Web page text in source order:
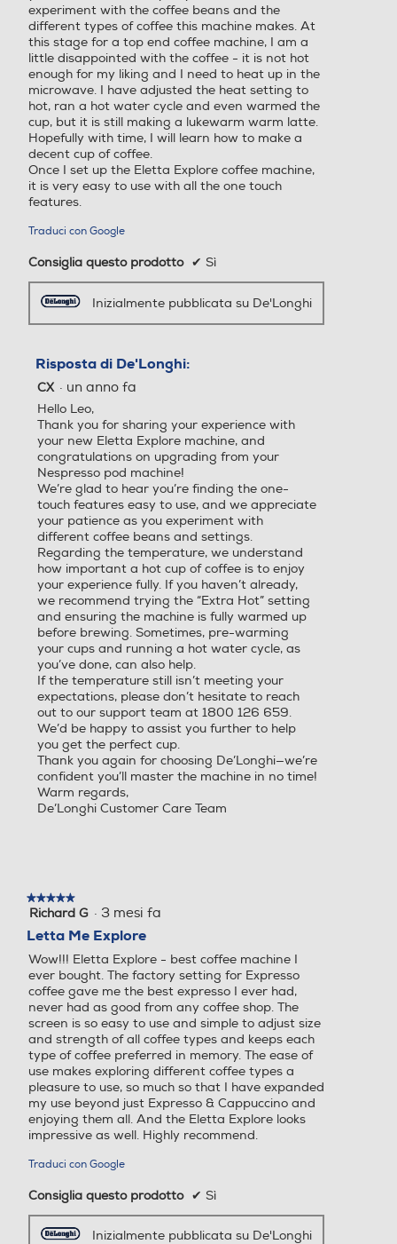
Touchscreen Touchscreen
Timer Timer
Filtro anticloro Filtro anticloro
Altre funzioni Altre funzioni
di caffè con una singola inf
usione. Funzione di risparmi
Accessori in dotazione
2 caraffe latte dedicate, un
a per bevande calde e una
per quelle fredde.
Accessori in dotazione
experiment with the coffee beans and the
different types of coffee this machine makes. At
this stage for a top end coffee machine, I am a
little disappointed with the coffee - it is not hot
enough for my liking and I need to heat up in the
microwave. I have adjusted the heat setting to
hot, ran a hot water cycle and even warmed the
cup, but it is still making a lukewarm warm latte.
Hopefully with time, I will learn how to make a
decent cup of coffee.
Once I set up the Eletta Explore coffee machine,
it is very easy to use with all the one touch
features.
Traduci con Google
Consiglia questo prodotto ✔ Sì
Inizialmente pubblicata su De'Longhi
Risposta di De'Longhi:
CX · un anno fa
Hello Leo,
Thank you for sharing your experience with
your new Eletta Explore machine, and
congratulations on upgrading from your
Nespresso pod machine!
We’re glad to hear you’re finding the one-
touch features easy to use, and we appreciate
your patience as you experiment with
different coffee beans and settings.
Regarding the temperature, we understand
how important a hot cup of coffee is to enjoy
your experience fully. If you haven’t already,
we recommend trying the “Extra Hot” setting
and ensuring the machine is fully warmed up
before brewing. Sometimes, pre-warming
your cups and running a hot water cycle, as
you’ve done, can also help.
If the temperature still isn’t meeting your
expectations, please don’t hesitate to reach
out to our support team at 1800 126 659.
We’d be happy to assist you further to help
you get the perfect cup.
Thank you again for choosing De’Longhi—we’re
confident you’ll master the machine in no time!
Warm regards,
De’Longhi Customer Care Team
★★★★★
★★★★★
5
5
stelle.
Richard G · 3 mesi fa
Letta Me Explore
Wow!!! Eletta Explore - best coffee machine I
ever bought. The factory setting for Expresso
coffee gave me the best expresso I ever had,
never had as good from any coffee shop. The
screen is so easy to use and simple to adjust size
and strength of all coffee types and keeps each
type of coffee preferred in memory. The ease of
use makes exploring different coffee types a
pleasure to use, so much so that I have expanded
my use beyond just Expresso & Cappuccino and
enjoying them all. And the Eletta Explore looks
impressive as well. Highly recommend.
Traduci con Google
Consiglia questo prodotto ✔ Sì
Inizialmente pubblicata su De'Longhi